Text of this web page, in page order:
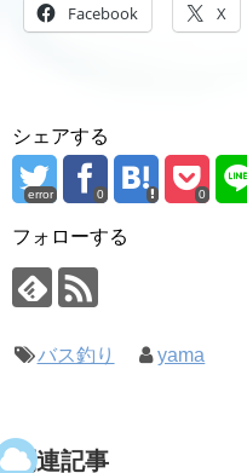
Facebook X
シェアする
error 0 0
フォローする
バス釣り yama
関連記事